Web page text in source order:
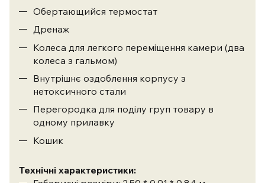
Обертающийся термостат
Дренаж
Колеса для легкого переміщення камери (два
колеса з гальмом)
Внутрішнє оздоблення корпусу з
нетоксичного стали
Перегородка для поділу груп товару в
одному прилавку
Кошик
Технічні характеристики: